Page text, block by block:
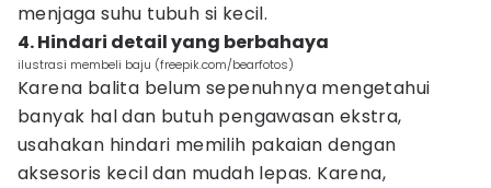
menjaga suhu tubuh si kecil.
4. Hindari detail yang berbahaya
ilustrasi membeli baju (freepik.com/bearfotos)
Karena balita belum sepenuhnya mengetahui
banyak hal dan butuh pengawasan ekstra,
usahakan hindari memilih pakaian dengan
aksesoris kecil dan mudah lepas. Karena,